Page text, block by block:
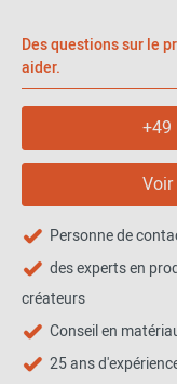
Des questions sur le
aider.
+49
Personne de
des experts en
créateurs
Conseil en
25 ans